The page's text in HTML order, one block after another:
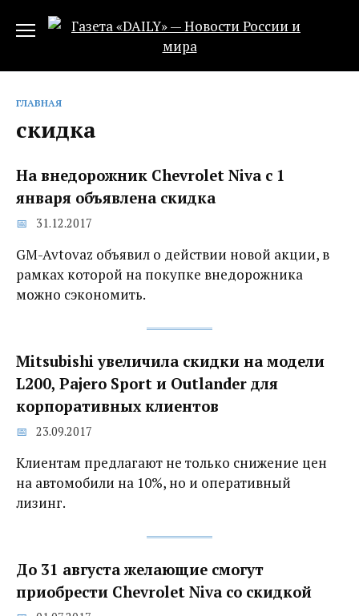
ГЛАВНАЯ
скидка
На внедорожник Chevrolet Niva с 1
января объявлена скидка
31.12.2017
GM-Avtovaz объявил о действии новой акции, в
рамках которой на покупке внедорожника
можно сэкономить.
Mitsubishi увеличила скидки на модели
L200, Pajero Sport и Outlander для
корпоративных клиентов
23.09.2017
Клиентам предлагают не только снижение цен
на автомобили на 10%, но и оперативный
лизинг.
До 31 августа желающие смогут
приобрести Chevrolet Niva со скидкой